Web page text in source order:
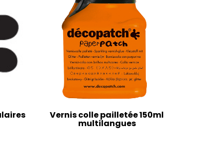
Vernis colle pailletée 150ml
multilangues